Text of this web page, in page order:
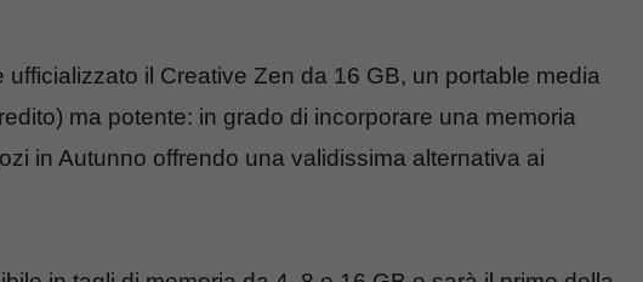
ufficializzato il Creative Zen da 16 GB, un portable media
ma potente: in grado di incorporare una memoria
in Autunno offrendo una validissima alternativa ai